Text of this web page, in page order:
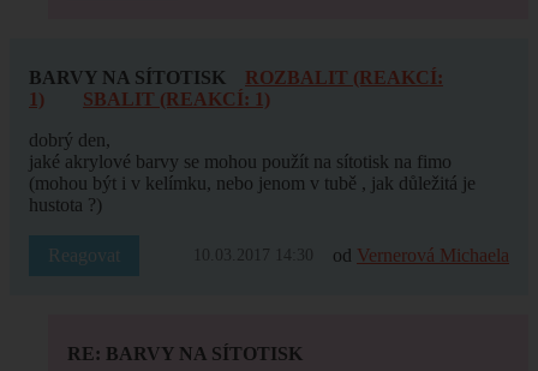
BARVY NA SÍTOTISK
ROZBALIT (REAKCÍ:
1)
SBALIT (REAKCÍ: 1)
dobrý den,
jaké akrylové barvy se mohou použít na sítotisk na fimo
(mohou být i v kelímku, nebo jenom v tubě , jak důležitá je
hustota ?)
Reagovat 10.03.2017 14:30 od Vernerová Michaela
RE: BARVY NA SÍTOTISK